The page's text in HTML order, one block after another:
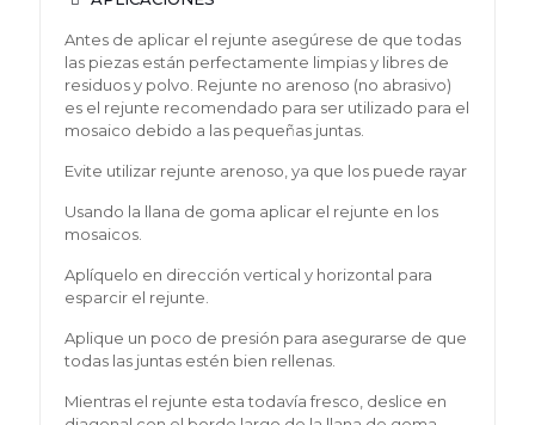
Antes de aplicar el rejunte asegúrese de que todas
las piezas están perfectamente limpias y libres de
residuos y polvo. Rejunte no arenoso (no abrasivo)
es el rejunte recomendado para ser utilizado para el
mosaico debido a las pequeñas juntas.
Evite utilizar rejunte arenoso, ya que los puede rayar
Usando la llana de goma aplicar el rejunte en los
mosaicos.
Aplíquelo en dirección vertical y horizontal para
esparcir el rejunte.
Aplique un poco de presión para asegurarse de que
todas las juntas estén bien rellenas.
Mientras el rejunte esta todavía fresco, deslice en